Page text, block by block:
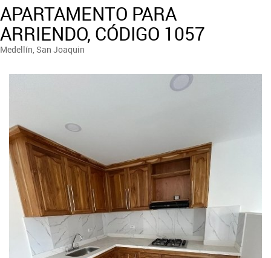
APARTAMENTO PARA
ARRIENDO, CÓDIGO 1057
Medellín, San Joaquin